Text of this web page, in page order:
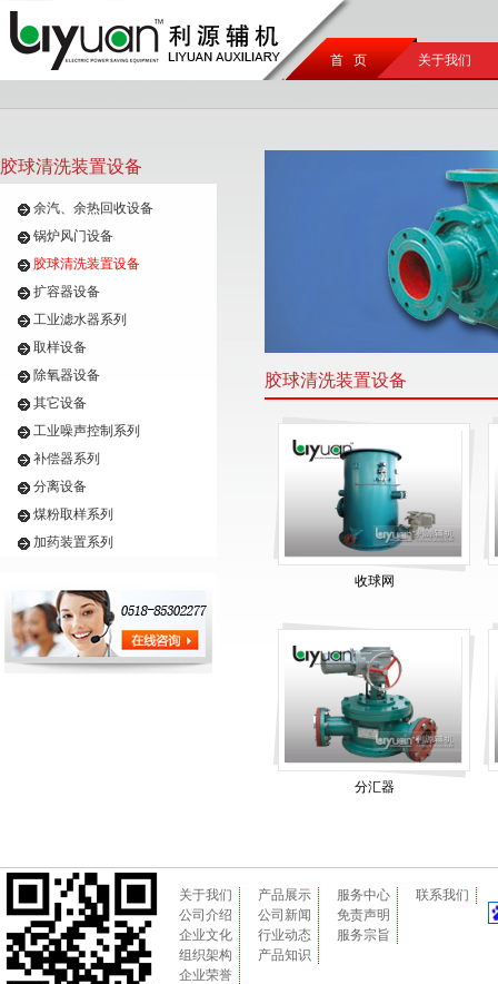
首 页 关于我们
胶球清洗装置设备
余汽、余热回收设备
锅炉风门设备
胶球清洗装置设备
扩容器设备
工业滤水器系列
取样设备
除氧器设备
其它设备
工业噪声控制系列
补偿器系列
分离设备
煤粉取样系列
加药装置系列
胶球清洗装置设备
收球网
分汇器
关于我们
公司介绍
企业文化
组织架构
企业荣誉
产品展示
公司新闻
行业动态
产品知识
服务中心
免责声明
服务宗旨
联系我们